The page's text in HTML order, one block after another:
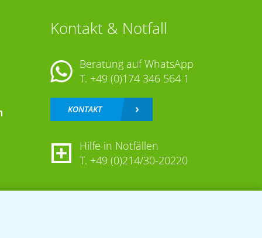
Kontakt & Notfall
Beratung auf WhatsApp
T. +49 (0)174 346 564 1
KONTAKT
Hilfe in Notfällen
T. +49 (0)214/30-20220